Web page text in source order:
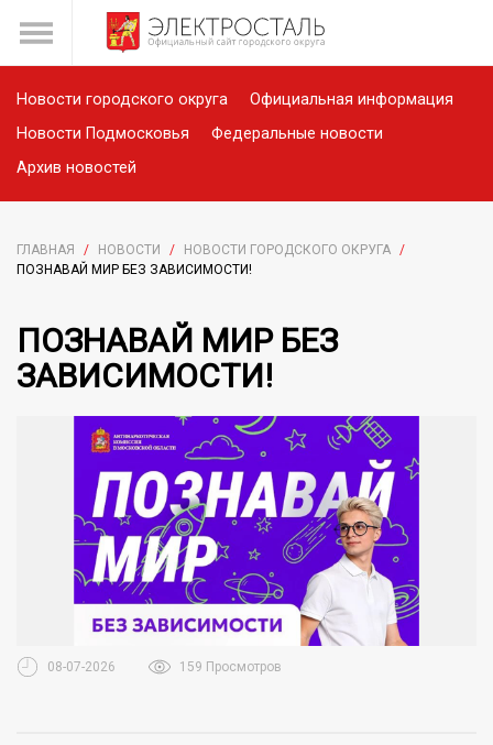
Новости городского округа
Официальная информация
Новости Подмосковья
Федеральные новости
Архив новостей
ГЛАВНАЯ / НОВОСТИ / НОВОСТИ ГОРОДСКОГО ОКРУГА /
ПОЗНАВАЙ МИР БЕЗ ЗАВИСИМОСТИ!
ПОЗНАВАЙ МИР БЕЗ
ЗАВИСИМОСТИ!
08-07-2026 159 Просмотров